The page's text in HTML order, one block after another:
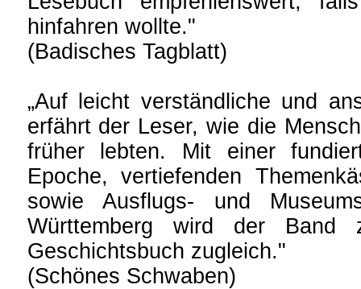
hinfahren wollte."
(Badisches Tagblatt)
„Auf leicht verständliche und
erfährt der Leser, wie die
früher lebten. Mit einer
Epoche, vertiefenden
sowie Ausflugs- und
Württemberg wird der Band
Geschichtsbuch zugleich."
(Schönes Schwaben)